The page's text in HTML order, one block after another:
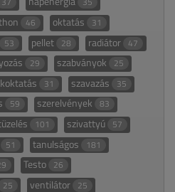
46 oktatás 31
53 pellet 28 radiátor 47
29 szabványok 25
31 szavazás 35
59 szerelvények 83
101 szivattyú 57
51 tanulságos 181
Testo 26
25 ventilátor 25